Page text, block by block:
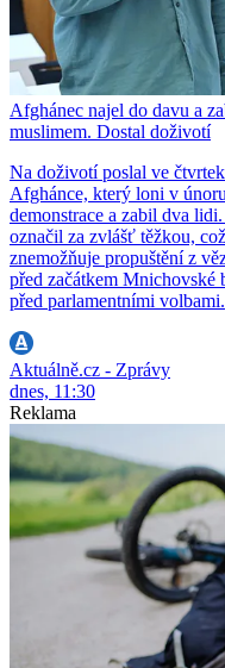
Afghánec najel do davu a
muslimem. Dostal doživotí
Na doživotí poslal ve
Afghánce, který loni v
demonstrace a zabil dva
označil za zvlášť těžkou,
znemožňuje propuštění z
před začátkem Mnichovské
před parlamentními volbami.
Aktuálně.cz - Zprávy
dnes, 11:30
Reklama